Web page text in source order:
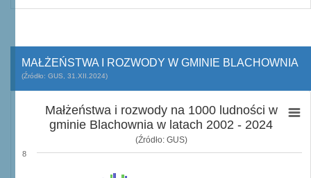
MAŁŻEŃSTWA I ROZWODY W GMINIE BLACHOWNIA
(Źródło: GUS, 31.XII.2024)
Małżeństwa i rozwody na 1000 ludności w
gminie Blachownia w latach 2002 - 2024
(Źródło: GUS)
8